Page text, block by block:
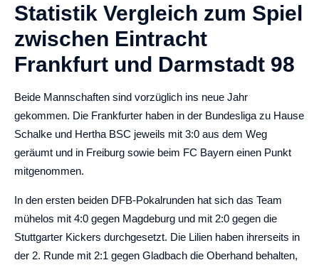
Statistik Vergleich zum Spiel
zwischen Eintracht
Frankfurt und Darmstadt 98
Beide Mannschaften sind vorzüglich ins neue Jahr
gekommen. Die Frankfurter haben in der Bundesliga zu Hause
Schalke und Hertha BSC jeweils mit 3:0 aus dem Weg
geräumt und in Freiburg sowie beim FC Bayern einen Punkt
mitgenommen.
In den ersten beiden DFB-Pokalrunden hat sich das Team
mühelos mit 4:0 gegen Magdeburg und mit 2:0 gegen die
Stuttgarter Kickers durchgesetzt. Die Lilien haben ihrerseits in
der 2. Runde mit 2:1 gegen Gladbach die Oberhand behalten,